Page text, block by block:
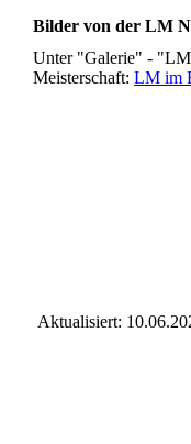
Bilder von der LM
Unter "Galerie" -
Meisterschaft: LM im
Aktualisiert: